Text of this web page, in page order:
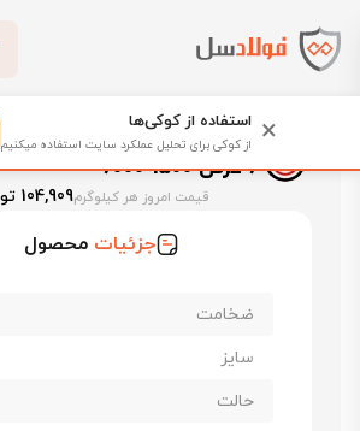
فولادسل
6 عرض 1500*6000
قیمت امروز هر کیلوگرم104,909 تومان
جزئیات محصول
ضخامت
سایز
حالت
× استفاده از کوکی‌ها
از کوکی برای تحلیل عملکرد سایت استفاده میکنیم